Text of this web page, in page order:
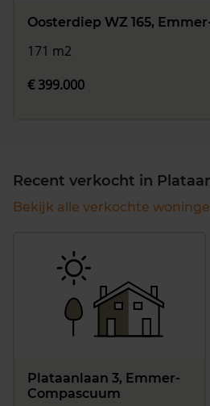
Oosterdiep WZ 165,
171 m2
€ 399.000
Recent verkocht in
Bekijk alle verkochte
Plataanlaan 3, Emmer-
Compascuum